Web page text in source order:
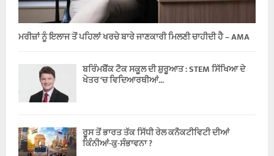
ਮਰੀਜ਼ਾਂ ਨੂੰ ਇਲਾਜ ਤੋਂ ਪਹਿਲਾਂ ਖਰਚੇ ਬਾਰੇ ਜਾਣਕਾਰੀ ਮਿਲਣੀ ਚਾਹੀਦੀ ਹੈ – AMA
ਬਰਿੰਮਬੈਂਕ ਟੈਕ ਸਕੂਲ ਦੀ ਸ਼ੁਰੂਆਤ : STEM ਸਿੱਖਿਆ ਦੇ
ਖੇਤਰ ‘ਚ ਵਿਦਿਆਰਥੀਆਂ...
ਰੂਸ ਤੋਂ ਭਾਰਤ ਤੱਕ ਸਿੱਧੀ ਰੇਲ ਕਨੈਕਟੀਵਿਟੀ ਦੀਆਂ
ਕਿੰਨੀਆਂ-ਕੁ-ਸੰਭਾਵਨਾ ?